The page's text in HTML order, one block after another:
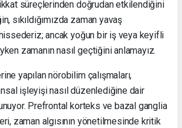
süreçlerinden doğrudan etkilendiğini
sıkıldığımızda zaman yavaş
ancak yoğun bir iş veya keyifli
zamanın nasıl geçtiğini anlamayız.
yapılan nörobilim çalışmaları,
işleyişi nasıl düzenlediğine dair
Prefrontal korteks ve bazal ganglia
zaman algısının yönetilmesinde kritik